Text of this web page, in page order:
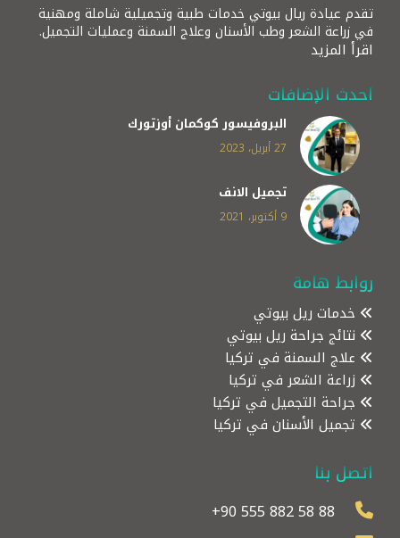
تقدم عيادة ريال بيوتي خدمات طبية وتجميلية شاملة ومهنية
في زراعة الشعر وطب الأسنان وعلاج السمنة وعمليات التجميل.
اقرأ المزيد
أحدث الإضافات
البروفيسور كوكمان أوزتورك
27 أبريل، 2023
تجميل الانف
9 أكتوبر، 2021
روابط هامة
خدمات ريل بيوتي
نتائج جراحة ريل بيوتي
علاج السمنة في تركيا
زراعة الشعر في تركيا
جراحة التجميل في تركيا
تجميل الأسنان في تركيا
اتصل بنا
+90 555 882 58 88